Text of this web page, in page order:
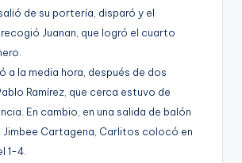
de su portería, disparó y el
Juanan, que logró el cuarto
a la media hora, después de dos
Ramírez, que cerca estuvo de
En cambio, en una salida de balón
Jimbee Cartagena, Carlitos colocó en
1-4.